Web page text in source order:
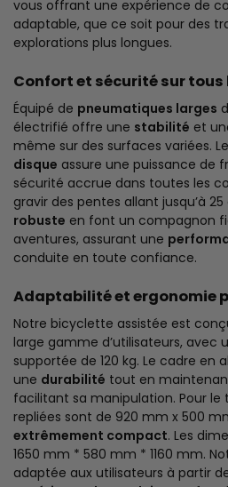
vous offrant une expérience de
adaptable, que ce soit pour des
explorations plus longues.
Confort et sécurité sur
Équipé de pneumatiques larges
électrifié offre une stabilité et
même sur des surfaces variées.
disque assure une puissance de
sécurité accrue dans toutes les
gravir des pentes allant jusqu’à
robuste en font un compagnon
aventures, assurant une
conduite en toute confiance.
Adaptabilité et ergonomie
Notre bicyclette assistée est
large gamme d’utilisateurs, avec
supportée de 120 kg. Le cadre en
une durabilité tout en
facilitant sa manipulation. Pour le
repliées sont de 920 mm x 500
extrêmement compact. Les
1650 mm * 580 mm * 1160 mm.
adaptée aux utilisateurs à partir